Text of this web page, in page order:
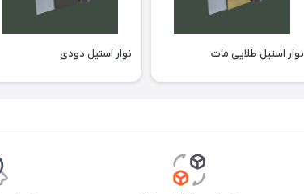
نوار استیل طلایی مات نوار استیل دودی